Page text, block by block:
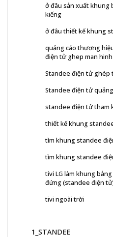
ở đâu sản xuất khung
kiếng
ở đâu thiết kế khung
quảng cáo thương
điện tử ghep man
Standee điện tử ghép
Standee điện tử
standee điện tử tham
thiết kế khung
tìm khung standee
tìm khung standee
tivi LG làm khung
đứng (standee điện
tivi ngoài trời
1_STANDEE